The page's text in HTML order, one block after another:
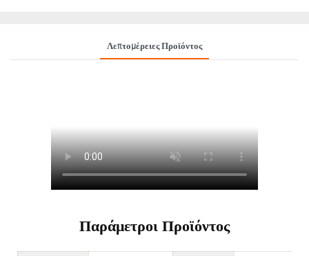
Λεπτομέρειες Προϊόντος
Παράμετροι Προϊόντος